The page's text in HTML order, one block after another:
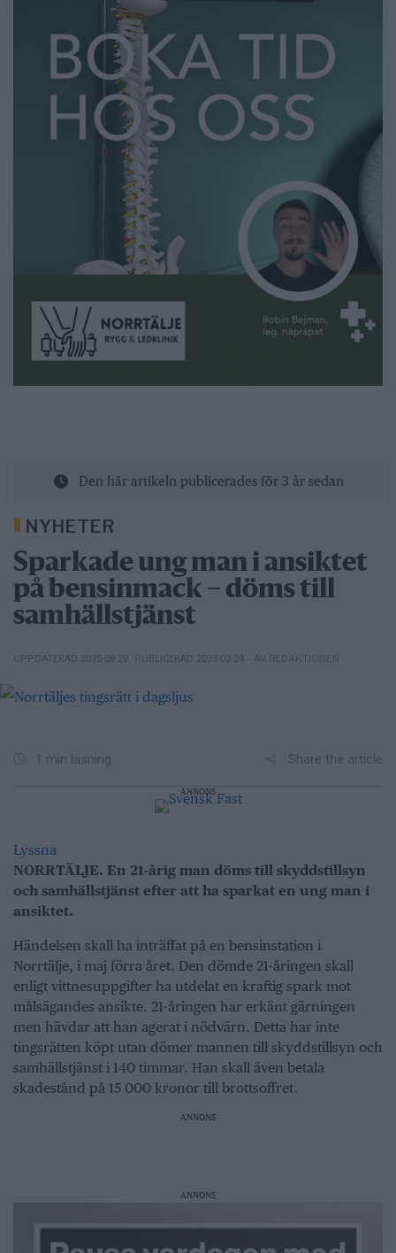
Den här artikeln publicerades för 3 år sedan
NYHETER
Sparkade ung man i ansiktet
på bensinmack – döms till
samhällstjänst
UPPDATERAD 2025-08-20 PUBLICERAD 2023-02-24 – AV REDAKTIONEN
1 min läsning Share the article
ANNONS
Lyssna
NORRTÄLJE. En 21-årig man döms till skyddstillsyn
och samhällstjänst efter att ha sparkat en ung man i
ansiktet.
Händelsen skall ha inträffat på en bensinstation i
Norrtälje, i maj förra året. Den dömde 21-åringen skall
enligt vittnesuppgifter ha utdelat en kraftig spark mot
målsägandes ansikte. 21-åringen har erkänt gärningen
men hävdar att han agerat i nödvärn. Detta har inte
tingsrätten köpt utan dömer mannen till skyddstillsyn och
samhällstjänst i 140 timmar. Han skall även betala
skadestånd på 15 000 kronor till brottsoffret.
ANNONS
ANNONS